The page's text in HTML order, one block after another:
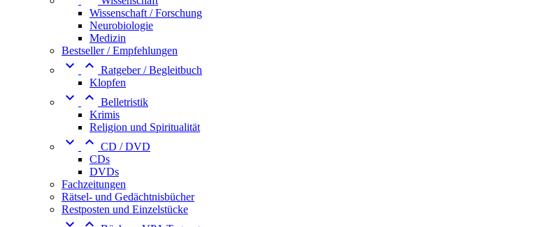
Wissenschaft / Forschung
Neurobiologie
Medizin
Bestseller / Empfehlungen
  Ratgeber / Begleitbuch
Klopfen
  Belletristik
Krimis
Religion und Spiritualität
  CD / DVD
CDs
DVDs
Fachzeitungen
Rätsel- und Gedächtnisbücher
Restposten und Einzelstücke